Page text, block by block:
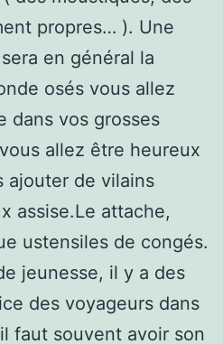
propres… ). Une
en général la
osés vous allez
dans vos grosses
allez être heureux
ajouter de vilains
assise.Le attache,
ustensiles de congés.
jeunesse, il y a des
des voyageurs dans
faut souvent avoir son